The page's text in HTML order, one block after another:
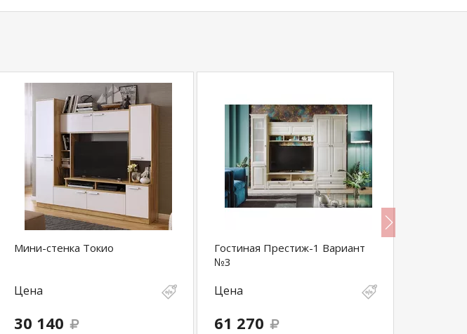
Мини-стенка Токио
Цена
30 140
Гостиная Престиж-1 Вариант
№3
Цена
61 270